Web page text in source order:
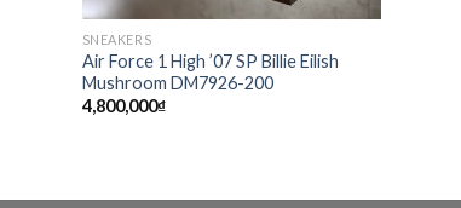
SNEAKERS
Air Force 1 High ’07 SP Billie Eilish
Mushroom DM7926-200
4,800,000₫